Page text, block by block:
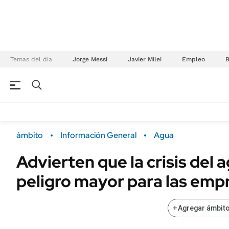
Temas del día Jorge Messi Javier Milei Empleo
Campo
FINANZAS
Real Estate
Sustentabilidad
POLÍTICA
ámbito Información General Agua
Advierten que la crisis del
peligro mayor para las
+Agregar